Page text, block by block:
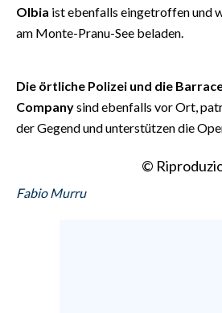
PUBBLICITÀ
Olbia ist ebenfalls eingetroffen und
am Monte-Pranu-See beladen.
Die örtliche Polizei und die
Companysind ebenfalls vor Ort,
der Gegend und unterstützen die
©
Fabio Murru